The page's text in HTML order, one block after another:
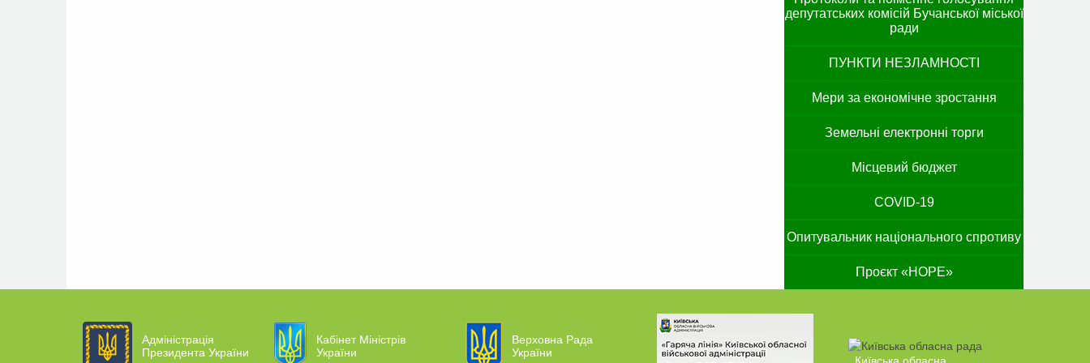
депутатських комісій Бучанської міської
ради
ПУНКТИ НЕЗЛАМНОСТІ
Мери за економічне зростання
Земельні електронні торги
Місцевий бюджет
COVID-19
Опитувальник національного спротиву
Проєкт «HOPE»
Адміністрація
Президента України
Кабінет Міністрів
України
Верховна Рада
України